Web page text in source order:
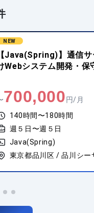
【Java(FWなし
業向け業務シス
〜
140時間〜180
週５日〜週５
Java(Spring)
愛知県名古屋